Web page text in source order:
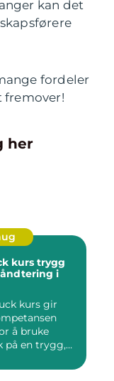
kan det
fordeler
her
trygg
i
kurs gir
å bruke
på en trygg,